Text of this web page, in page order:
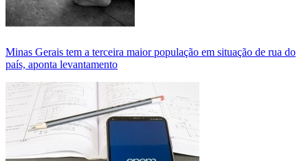
Minas Gerais tem a terceira maior população em situação de rua do
país, aponta levantamento